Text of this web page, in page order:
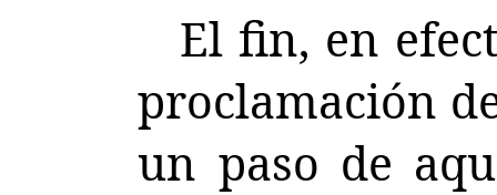
El fin, en
proclamación
un paso de